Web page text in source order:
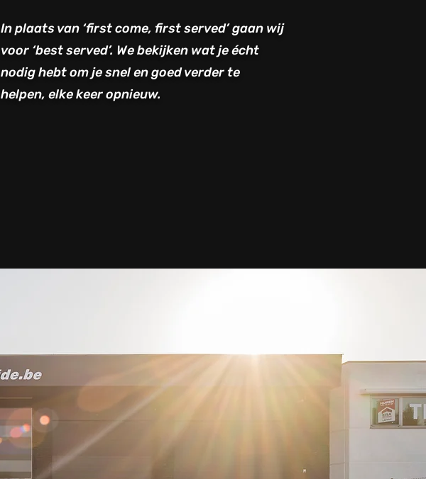
In plaats van ‘first come, first served’ gaan wij
voor ‘best served’. We bekijken wat je écht
nodig hebt om je snel en goed verder te
helpen, elke keer opnieuw.